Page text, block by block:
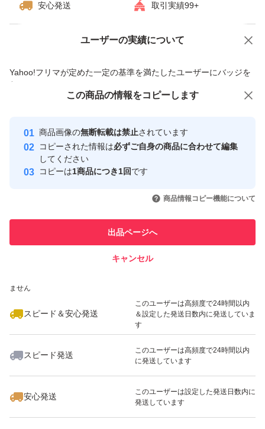
安心発送 取引実績99+
ユーザーの実績について
Yahoo!フリマが定めた一定の基準を満たしたユーザーにバッジを
付与しています
安心取引出品者
心・安全なユーザーです
取引実績
引を完了させた実績があります
での取引実績があります
ません
スピード＆安心発送
このユーザーは高頻度で24時間以内
＆設定した発送日数内に発送していま
す
スピード発送
このユーザーは高頻度で24時間以内
に発送しています
安心発送
このユーザーは設定した発送日数内に
発送しています
価格の相談 商品への質問
この商品の情報をコピーします
商品画像の無断転載は禁止されています
コピーされた情報は必ずご自身の商品に合わせて編集
してください
コピーは1商品につき1回です
商品情報コピー機能について
出品ページへ
キャンセル
この商品をみている人にオススメ
いいね！
1,380